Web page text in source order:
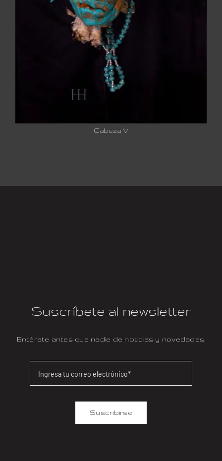
Cabeza V
Suscríbete al newsletter
Entérate antes que nadie de noticias y novedades.
Suscribirse